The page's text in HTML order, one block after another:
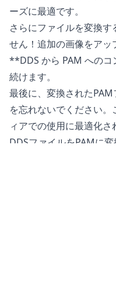
ーズに最適です。
さらにファイルを変換
せん！追加の画像をア
**DDS から PAM への
続けます。
最後に、変換された
を忘れないでください
ィアでの使用に最適化さ
DDSファイルをPAMに